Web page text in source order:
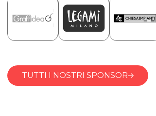
TUTTI I NOSTRI SPONSOR